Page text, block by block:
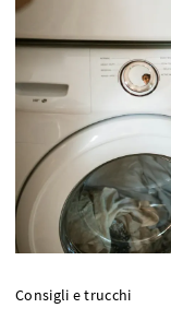
Consigli e trucchi